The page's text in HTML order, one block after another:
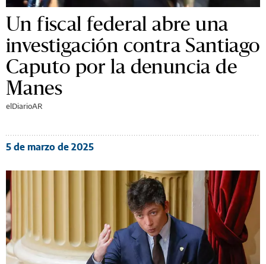
Un fiscal federal abre una
investigación contra Santiago
Caputo por la denuncia de
Manes
elDiarioAR
5 de marzo de 2025